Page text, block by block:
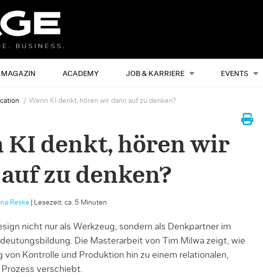
MAGAZIN ACADEMY JOB & KARRIERE EVENTS
Alles Events
Wenn KI denkt, hören wir dann auf zu denken?
KI denkt, hören wir
zu denken?
Reske Lesezeit: ca. 5 Minuten
nicht nur als Werkzeug, sondern als Denkpartner im
Die Masterarbeit von Tim Milwa zeigt, wie
von Kontrolle und Produktion hin zu einem relationalen,
verschiebt.